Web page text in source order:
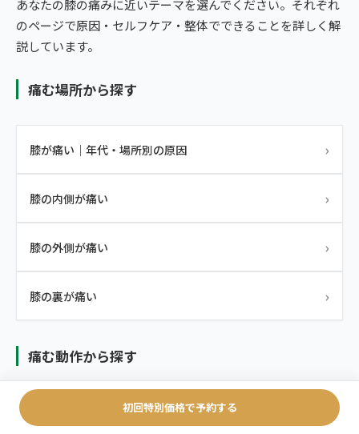
あなたの膝の痛みに近いテーマを選んでください。それぞれ
のページで原因・セルフケア・整体でできることを詳しく解
説しています。
痛む場所から探す
膝が痛い｜年代・場所別の原因 ›
膝の内側が痛い ›
膝の外側が痛い ›
膝の裏が痛い ›
痛む動作から探す
初回特別価格で予約する